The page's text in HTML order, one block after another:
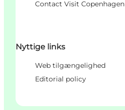
Contact Visit Copenhagen
Nyttige links
Web tilgængelighed
Editorial policy